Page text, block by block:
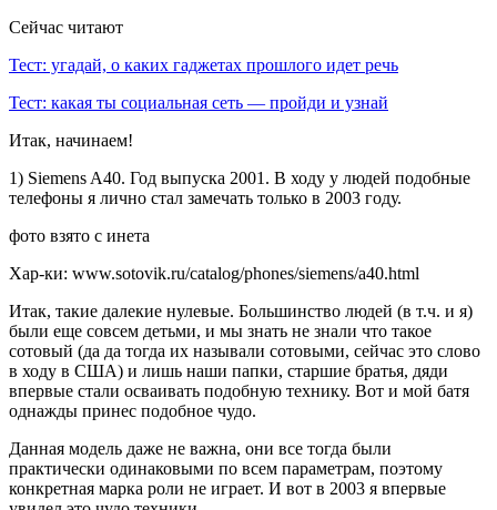
Сейчас читают
Тест: угадай, о каких гаджетах прошлого идет речь
Тест: какая ты социальная сеть — пройди и узнай
Итак, начинаем!
1) Siemens A40. Год выпуска 2001. В ходу у людей подобные
телефоны я лично стал замечать только в 2003 году.
фото взято с инета
Хар-ки: www.sotovik.ru/catalog/phones/siemens/a40.html
Итак, такие далекие нулевые. Большинство людей (в т.ч. и я)
были еще совсем детьми, и мы знать не знали что такое
сотовый (да да тогда их называли сотовыми, сейчас это слово
в ходу в США) и лишь наши папки, старшие братья, дяди
впервые стали осваивать подобную технику. Вот и мой батя
однажды принес подобное чудо.
Данная модель даже не важна, они все тогда были
практически одинаковыми по всем параметрам, поэтому
конкретная марка роли не играет. И вот в 2003 я впервые